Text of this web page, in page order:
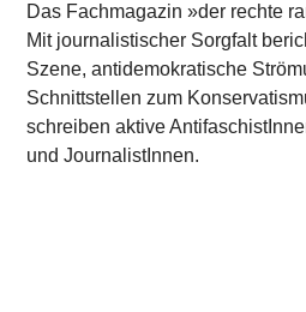
Ausgabe 220
Ausgabe 219
Ausgabe 217
Ausgabe 216
Das Fachmagazin »der rechte
Mit journalistischer Sorgfalt
Szene, antidemokratische
Schnittstellen zum
schreiben aktive
und JournalistInnen.